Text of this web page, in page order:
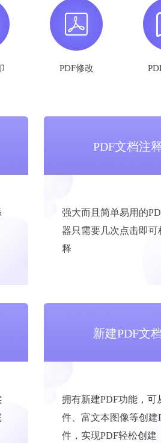
PDF修改
PDF文档注
强大而且简单易用的
器只需要几次点击即可
释
新建PDF文
拥有新建PDF功能，可
件、富文本图像等创建
件，实现PDF轻松创建